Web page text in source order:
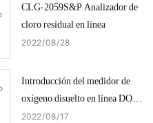
CLG-2059S&P Analizador de
cloro residual en línea
2022 08 28
Introducción del medidor de
oxígeno disuelto en línea DOG-
2082Pro
2022 08 17